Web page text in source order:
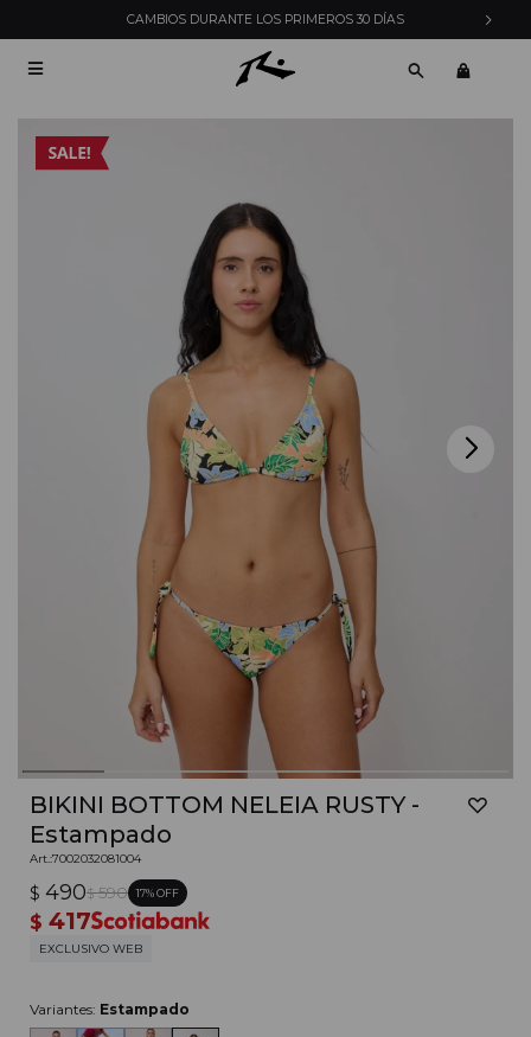
CAMBIOS DURANTE LOS PRIMEROS 30 DÍAS

BIKINI BOTTOM NELEIA RUSTY -
Estampado
7002032081004
$ 490$ 590 17
$ 417
EXCLUSIVO WEB
Variantes: Estampado